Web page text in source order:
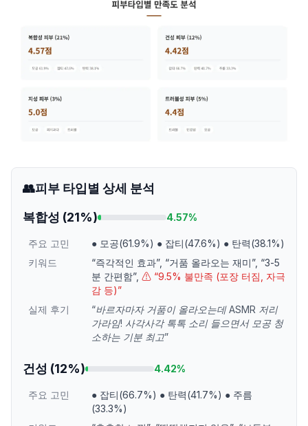
👥피부 타입별 상세 분석
복합성 (21%) 4.57%
주요 고민 ● 모공(61.9%) ● 잡티(47.6%) ● 탄력(38.1%)
키워드
“즉각적인 효과”, “거품 올라오는 재미”, “3-5
분 간편함”, ⚠ “9.5% 불만족 (포장 터짐, 자극
감 등)”
실제 후기
“바르자마자 거품이 올라오는데 ASMR 저리
가라임! 사각사각 톡톡 소리 들으면서 모공 청
소하는 기분 최고”
건성 (12%) 4.42%
주요 고민 ● 잡티(66.7%) ● 탄력(41.7%) ● 주름
(33.3%)